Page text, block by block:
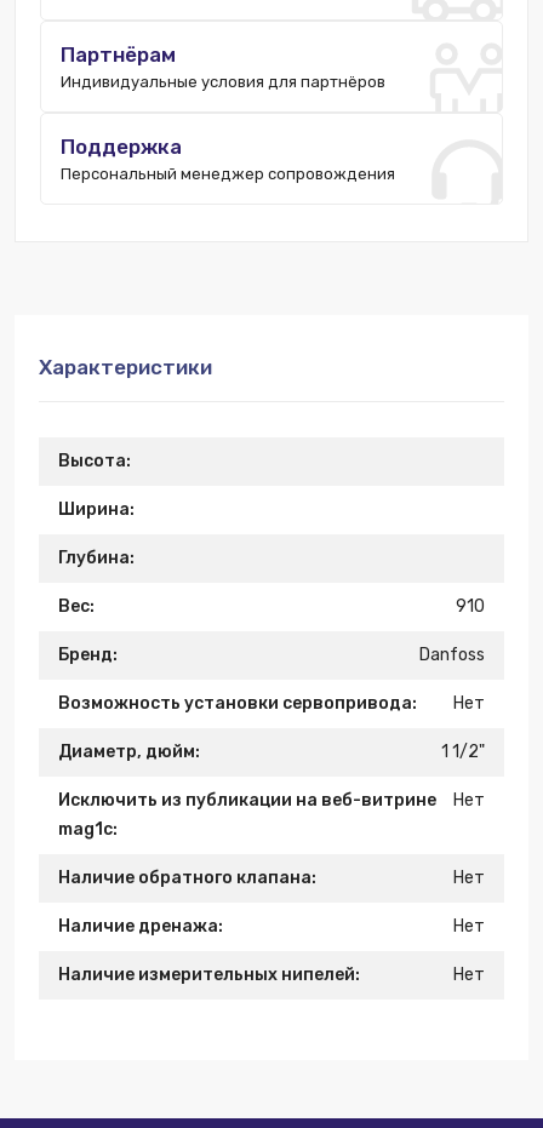
Партнёрам
Индивидуальные условия для партнёров
Поддержка
Персональный менеджер сопровождения
Характеристики
Высота:
Ширина:
Глубина:
Вес: 910
Бренд: Danfoss
Возможность установки сервопривода: Нет
Диаметр, дюйм: 1 1/2"
Исключить из публикации на веб-витрине
mag1c:
Нет
Наличие обратного клапана: Нет
Наличие дренажа: Нет
Наличие измерительных нипелей: Нет